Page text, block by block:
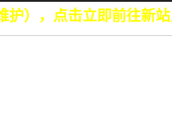
，点击立即前往新站点